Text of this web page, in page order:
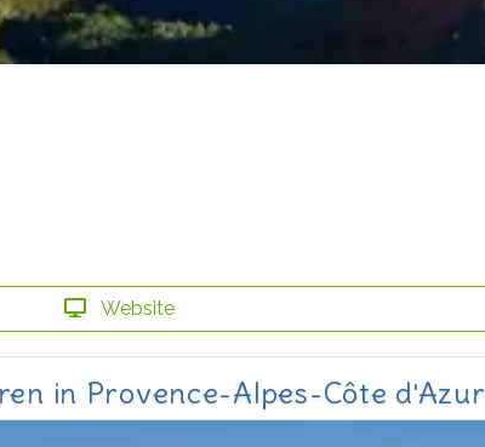
Website
in Provence-Alpes-Côte d'Azur